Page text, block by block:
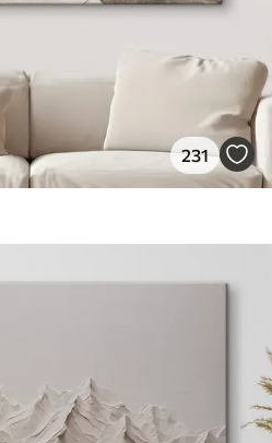
231